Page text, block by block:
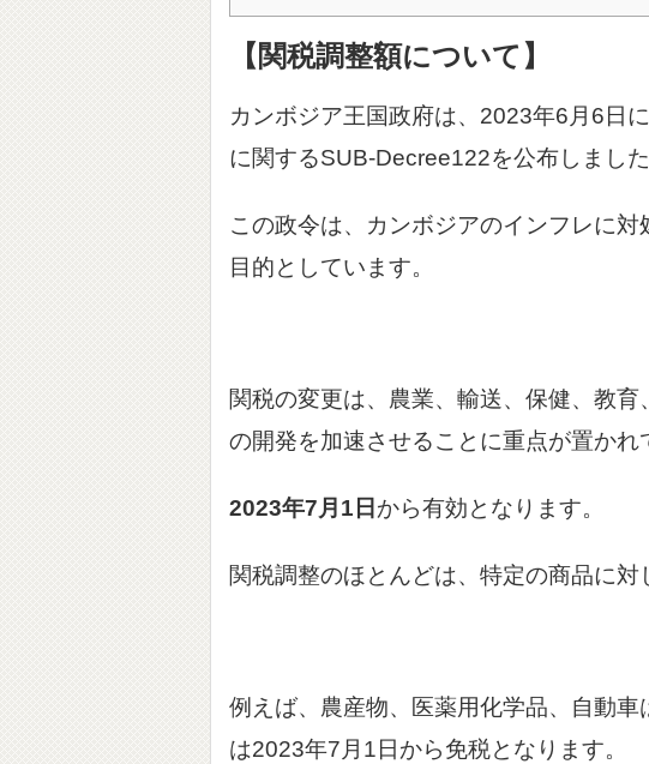
【関税調整額について】
カンボジア王国政府は、2023年6月6日
に関するSUB-Decree122を公布しました
この政令は、カンボジアのインフレに
目的としています。
関税の変更は、農業、輸送、保健、教
の開発を加速させることに重点が置かれ
2023年7月1日 から有効となります。
関税調整のほとんどは、特定の商品に対
例えば、農産物、医薬用化学品、自動
は2023年7月1日から免税となります。